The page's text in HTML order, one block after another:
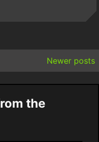
Newer posts
the